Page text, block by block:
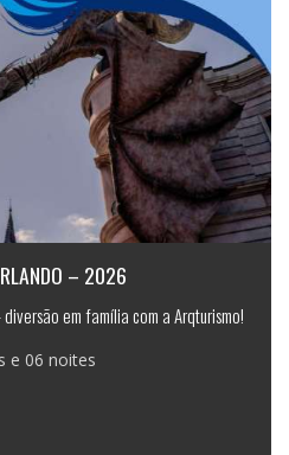
– 2026
em família com a Arqturismo!
e 06 noites